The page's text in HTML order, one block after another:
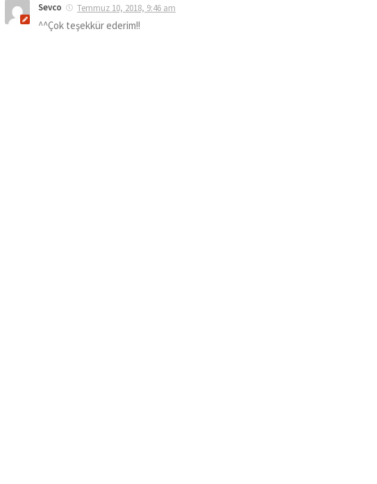
Sevco Temmuz 10, 2018, 9:46 am
^^Çok teşekkür ederim!!